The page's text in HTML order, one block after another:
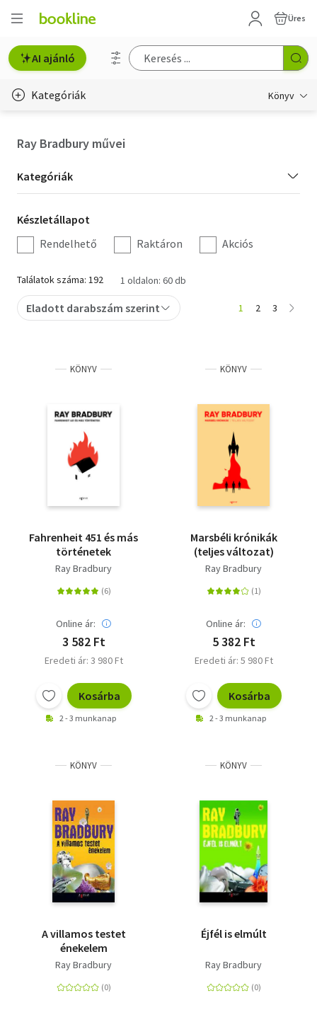
Üres
AI ajánló
Kategóriák Könyv
Hobbi, szabadidő
Irodalom
Művészet
Szakkönyv
Tankönyv, segédkönyv
Természettudomány
Történelem
Ray Bradbury művei
Kategória
szűrés
Kategóriák
Készletállapot
szűrés
Készletállapot
Rendelhető
Raktáron Akciós
Találatok száma: 192 1 oldalon: 60 db
Eladott darabszám szerint 1 2 3
KÖNYV
Fahrenheit 451 és más
történetek
Ray Bradbury
Online ár:
3 582 Ft
Eredeti ár: 3 980 Ft
Kosárba
2 - 3 munkanap
KÖNYV
Marsbéli krónikák
(teljes változat)
Ray Bradbury
Online ár:
5 382 Ft
Eredeti ár: 5 980 Ft
Kosárba
2 - 3 munkanap
KÖNYV
A villamos testet
énekelem
Ray Bradbury
KÖNYV
Éjfél is elmúlt
Ray Bradbury